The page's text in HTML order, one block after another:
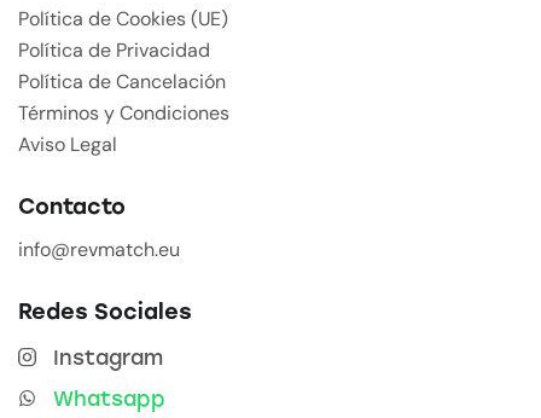
Política de Cookies (UE)
Política de Privacidad
Política de Cancelación
Términos y Condiciones
Aviso Legal
Contacto
info@revmatch.eu
Redes Sociales
Instagram
Whatsapp